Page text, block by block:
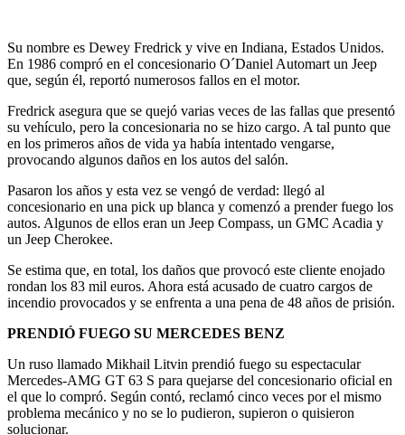
Su nombre es Dewey Fredrick y vive en Indiana, Estados Unidos.
En 1986 compró en el concesionario O´Daniel Automart un Jeep
que, según él, reportó numerosos fallos en el motor.
Fredrick asegura que se quejó varias veces de las fallas que presentó
su vehículo, pero la concesionaria no se hizo cargo. A tal punto que
en los primeros años de vida ya había intentado vengarse,
provocando algunos daños en los autos del salón.
Pasaron los años y esta vez se vengó de verdad: llegó al
concesionario en una pick up blanca y comenzó a prender fuego los
autos. Algunos de ellos eran un Jeep Compass, un GMC Acadia y
un Jeep Cherokee.
Se estima que, en total, los daños que provocó este cliente enojado
rondan los 83 mil euros. Ahora está acusado de cuatro cargos de
incendio provocados y se enfrenta a una pena de 48 años de prisión.
PRENDIÓ FUEGO SU MERCEDES BENZ
Un ruso llamado Mikhail Litvin prendió fuego su espectacular
Mercedes-AMG GT 63 S para quejarse del concesionario oficial en
el que lo compró. Según contó, reclamó cinco veces por el mismo
problema mecánico y no se lo pudieron, supieron o quisieron
solucionar.